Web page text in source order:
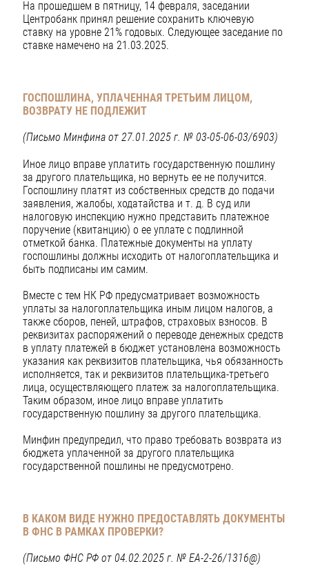
На прошедшем в пятницу, 14 февраля, заседании
Центробанк принял решение сохранить ключевую
ставку на уровне 21% годовых. Следующее заседание по
ставке намечено на 21.03.2025.
ГОСПОШЛИНА, УПЛАЧЕННАЯ ТРЕТЬИМ ЛИЦОМ,
ВОЗВРАТУ НЕ ПОДЛЕЖИТ
(Письмо Минфина от 27.01.2025 г. № 03-05-06-03/6903)
Иное лицо вправе уплатить государственную пошлину
за другого плательщика, но вернуть ее не получится.
Госпошлину платят из собственных средств до подачи
заявления, жалобы, ходатайства и т. д. В суд или
налоговую инспекцию нужно представить платежное
поручение (квитанцию) о ее уплате с подлинной
отметкой банка. Платежные документы на уплату
госпошлины должны исходить от налогоплательщика и
быть подписаны им самим.
Вместе с тем НК РФ предусматривает возможность
уплаты за налогоплательщика иным лицом налогов, а
также сборов, пеней, штрафов, страховых взносов. В
реквизитах распоряжений о переводе денежных средств
в уплату платежей в бюджет установлена возможность
указания как реквизитов плательщика, чья обязанность
исполняется, так и реквизитов плательщика-третьего
лица, осуществляющего платеж за налогоплательщика.
Таким образом, иное лицо вправе уплатить
государственную пошлину за другого плательщика.
Минфин предупредил, что право требовать возврата из
бюджета уплаченной за другого плательщика
государственной пошлины не предусмотрено.
В КАКОМ ВИДЕ НУЖНО ПРЕДОСТАВЛЯТЬ ДОКУМЕНТЫ
В ФНС В РАМКАХ ПРОВЕРКИ?
(Письмо ФНС РФ от 04.02.2025 г. № ЕА-2-26/1316@)